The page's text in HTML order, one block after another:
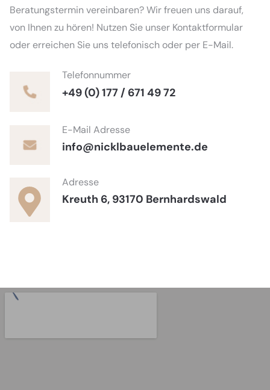
Beratungstermin vereinbaren? Wir freuen uns darauf,
von Ihnen zu hören! Nutzen Sie unser Kontaktformular
oder erreichen Sie uns telefonisch oder per E-Mail.
Telefonnummer
+49 (0) 177 / 671 49 72
E-Mail Adresse
info@nicklbauelemente.de
Adresse
Kreuth 6, 93170 Bernhardswald